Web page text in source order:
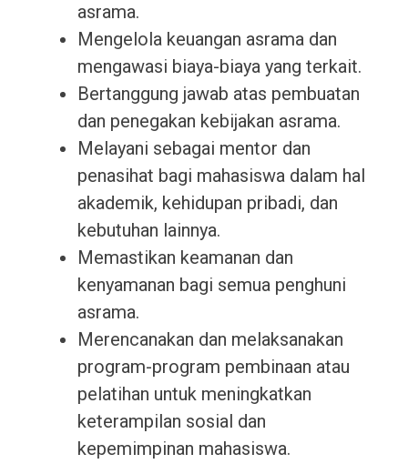
asrama.
Mengelola keuangan asrama dan
mengawasi biaya-biaya yang terkait.
Bertanggung jawab atas pembuatan
dan penegakan kebijakan asrama.
Melayani sebagai mentor dan
penasihat bagi mahasiswa dalam hal
akademik, kehidupan pribadi, dan
kebutuhan lainnya.
Memastikan keamanan dan
kenyamanan bagi semua penghuni
asrama.
Merencanakan dan melaksanakan
program-program pembinaan atau
pelatihan untuk meningkatkan
keterampilan sosial dan
kepemimpinan mahasiswa.